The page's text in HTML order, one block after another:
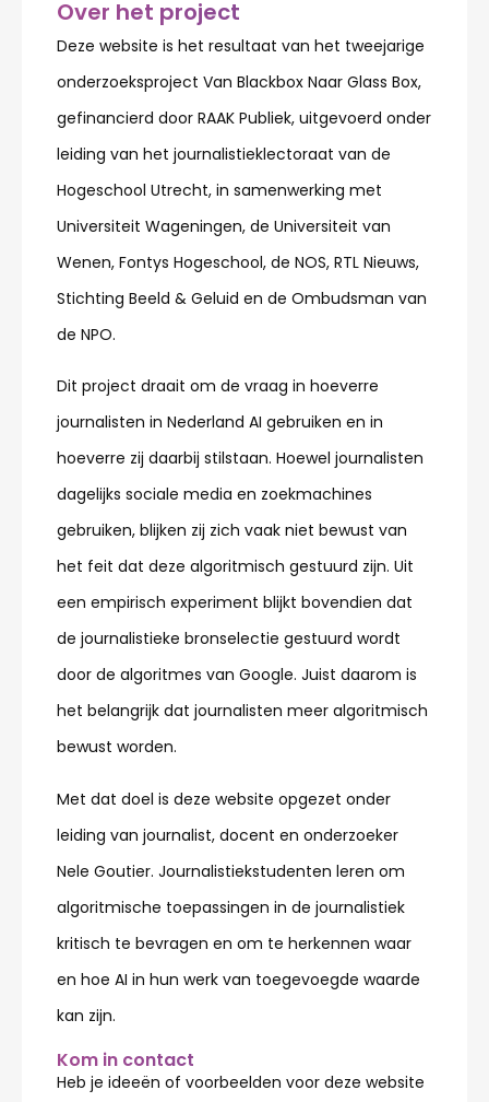
Over het project
Deze website is het resultaat van het tweejarige
onderzoeksproject Van Blackbox Naar Glass Box,
gefinancierd door RAAK Publiek, uitgevoerd onder
leiding van het journalistieklectoraat van de
Hogeschool Utrecht, in samenwerking met
Universiteit Wageningen, de Universiteit van
Wenen, Fontys Hogeschool, de NOS, RTL Nieuws,
Stichting Beeld & Geluid en de Ombudsman van
de NPO.
Dit project draait om de vraag in hoeverre
journalisten in Nederland AI gebruiken en in
hoeverre zij daarbij stilstaan. Hoewel journalisten
dagelijks sociale media en zoekmachines
gebruiken, blijken zij zich vaak niet bewust van
het feit dat deze algoritmisch gestuurd zijn. Uit
een empirisch experiment blijkt bovendien dat
de journalistieke bronselectie gestuurd wordt
door de algoritmes van Google. Juist daarom is
het belangrijk dat journalisten meer algoritmisch
bewust worden.
Met dat doel is deze website opgezet onder
leiding van journalist, docent en onderzoeker
Nele Goutier. Journalistiekstudenten leren om
algoritmische toepassingen in de journalistiek
kritisch te bevragen en om te herkennen waar
en hoe AI in hun werk van toegevoegde waarde
kan zijn.
Kom in contact
Heb je ideeën of voorbeelden voor deze website